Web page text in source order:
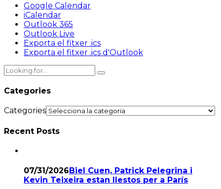
Google Calendar
iCalendar
Outlook 365
Outlook Live
Exporta el fitxer .ics
Exporta el fitxer .ics d'Outlook
Categories
Categories
Recent Posts
07/31/2026 Biel Cuen, Patrick Pelegrina i
Kevin Teixeira estan llestos per a París